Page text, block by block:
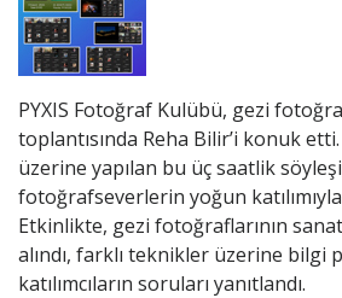
PYXIS Fotoğraf Kulübü, gezi
toplantısında Reha Bilir’i konuk etti.
üzerine yapılan bu üç saatlik
fotoğrafseverlerin yoğun
Etkinlikte, gezi fotoğraflarının
alındı, farklı teknikler üzerine bilgi
katılımcıların soruları yanıtlandı.